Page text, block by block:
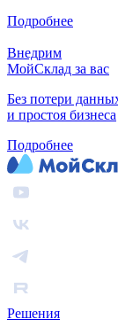
Подробнее
Внедрим
МойСклад за вас
Без потери
и простоя бизнеса
Подробнее
Решения